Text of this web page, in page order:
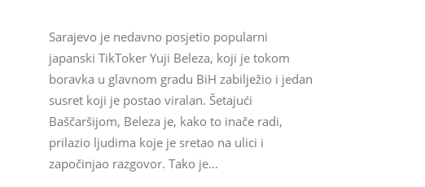
Sarajevo je nedavno posjetio popularni
japanski TikToker Yuji Beleza, koji je tokom
boravka u glavnom gradu BiH zabilježio i jedan
susret koji je postao viralan. Šetajući
Baščaršijom, Beleza je, kako to inače radi,
prilazio ljudima koje je sretao na ulici i
započinjao razgovor. Tako je...